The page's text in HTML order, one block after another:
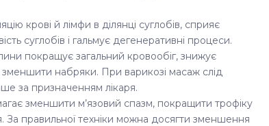
крові й лімфи в ділянці суглобів, сприяє
суглобів і гальмує дегенеративні процеси.
покращує загальний кровообіг, знижує
набряки. При варикозі масаж слід
за призначенням лікаря.
зменшити м’язовий спазм, покращити трофіку
За правильної техніки можна досягти зменшення